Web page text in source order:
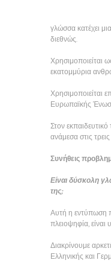
γλώσσα κατέχει
διεθνώς.
Χρησιμοποιείται
εκατομμύρια
Χρησιμοποιείται
Ευρωπαϊκής
Στον
ανάμεσα στις
Συνήθεις
Είναι δύσκολη
της;
Αυτή η εντύπωση
πλειοψηφία, είναι
Διακρίνουμε
Ελληνικής και